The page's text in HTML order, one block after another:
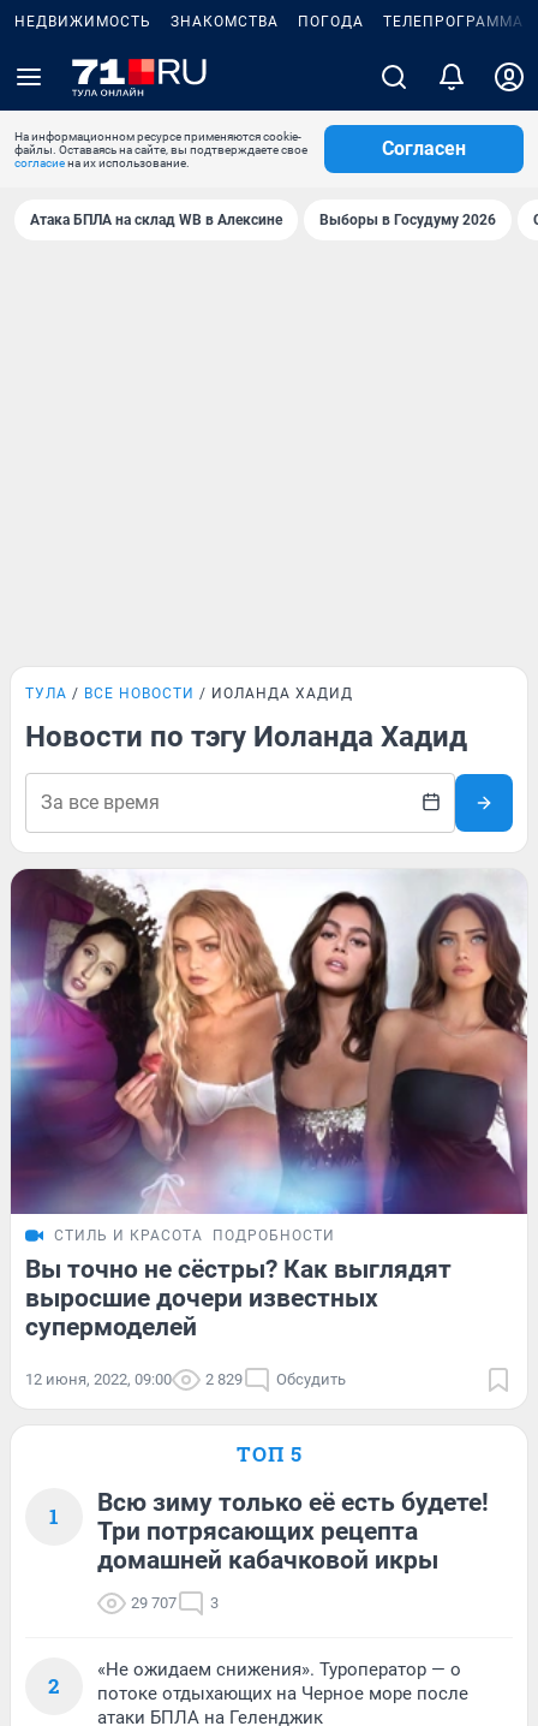
НЕДВИЖИМОСТЬ ЗНАКОМСТВА ПОГОДА ТЕЛЕПРОГРАММА
На информационном ресурсе применяются cookie-
файлы. Оставаясь на сайте, вы подтверждаете свое
согласиена их использование.
Согласен
Атака БПЛА на склад WB в Алексине Выборы в Госудуму 2026
ТУЛА ВСЕ НОВОСТИ ИОЛАНДА ХАДИД
Новости по тэгу Иоланда Хадид
СТИЛЬ И КРАСОТА ПОДРОБНОСТИ
Вы точно не сёстры? Как выглядят
выросшие дочери известных
супермоделей
12 июня, 2022, 09:00 2 829 Обсудить
ТОП 5
1
Всю зиму только её есть будете!
Три потрясающих рецепта
домашней кабачковой икры
29 707 3
2
«Не ожидаем снижения». Туроператор — о
потоке отдыхающих на Черное море после
атаки БПЛА на Геленджик